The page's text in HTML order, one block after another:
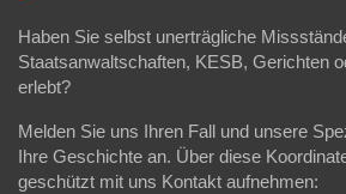
Haben Sie selbst unerträgliche
Staatsanwaltschaften, KESB, Gerichten
erlebt?
Melden Sie uns Ihren Fall und unsere
Ihre Geschichte an. Über diese
geschützt mit uns Kontakt aufnehmen: